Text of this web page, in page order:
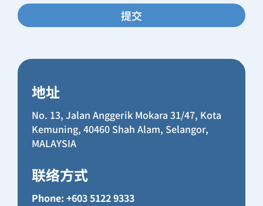
地址
No. 13, Jalan Anggerik Mokara 31/47, Kota
Kemuning, 40460 Shah Alam, Selangor,
MALAYSIA
联络方式
Phone: +603 5122 9333